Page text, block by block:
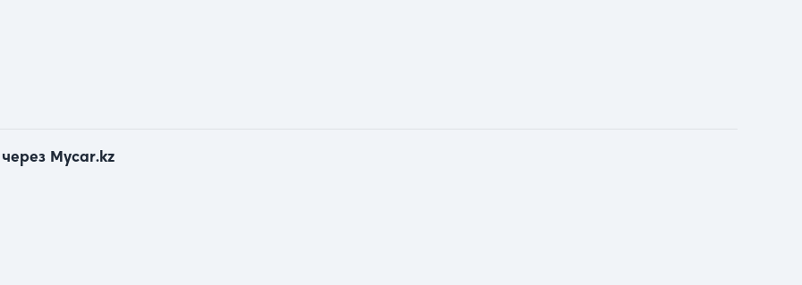
Mycar.kz